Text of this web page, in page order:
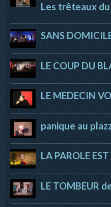
Les trêteaux
SANS
LE COUP DU
LE MEDECIN
panique au
LA PAROLE
LE TOMBEUR